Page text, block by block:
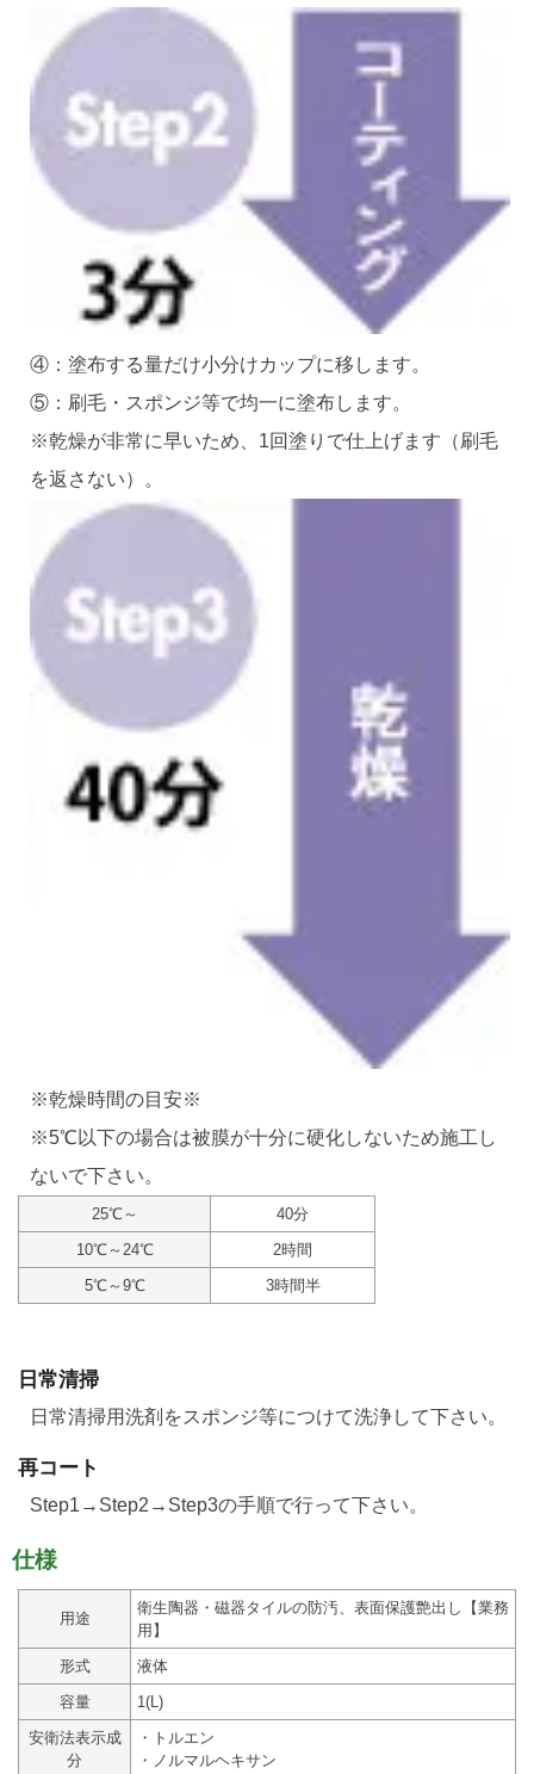
④：塗布する量だけ小分けカップに移します。
⑤：刷毛・スポンジ等で均一に塗布します。
※乾燥が非常に早いため、1回塗りで仕上げます（刷毛
を返さない）。
※乾燥時間の目安※
※5℃以下の場合は被膜が十分に硬化しないため施工し
ないで下さい。
25℃～
40分
10℃～24℃
2時間
5℃～9℃
3時間半
日常清掃
日常清掃用洗剤をスポンジ等につけて洗浄して下さい。
再コート
Step1→Step2→Step3の手順で行って下さい。
仕様
用途
衛生陶器・磁器タイルの防汚、表面保護艶出し【業務
用】
形式
液体
容量
1(L)
安衛法表示成
分
・トルエン
・ノルマルヘキサン